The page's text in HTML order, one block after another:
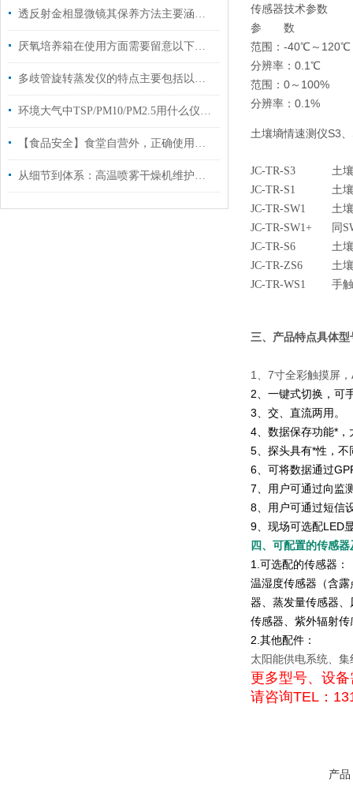
透反射金相显微镜其保养方法主要涵盖以下几个方面
厌氧培养箱在使用方面需要留意以下事项
多歧管旋转蒸发仪的特点主要包括以下几个方面
环境大气中TSP/PM10/PM2.5用什么仪器收集？
【食品安全】食堂自营外，正确使用食品安全检测仪尤为重要
从细节到体系：高温喷雾干燥机维护保养，这样做让设备多扛几年
传感器技术参数
参 数
范围：-40℃～120℃
分辨率：0.1℃
范围：0～100%
分辨率：0.1%
土壤墒情速测仪S3
JC-TR-S3
土
JC-TR-S1
土
JC-TR-SW1
土
JC-TR-SW1+
同
JC-TR-S6
土
JC-TR-ZS6
土
JC-TR-WS1
手
三、产品特点具体型
1、7寸全彩触摸屏
2、一键式切换，可
3、交、直流两用。
4、数据保存功能*
5、探头具有*性，
6、可将数据通过
7、用户可通过向监
8、用户可通过短信
9、现场可选配LED
四、可配置的传感器
1.可选配的传感器：
温湿度传感器（含
器、蒸发量传感器
传感器、紫外辐射传
2.其他配件：
太阳能供电系统、
更多型号、设
请咨询TEL：
产品